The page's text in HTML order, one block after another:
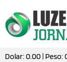
Dolar:0.00 | Peso: